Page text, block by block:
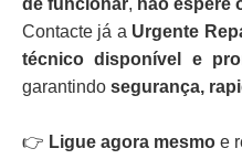
de funcionar, não espere
Contacte já a Urgente
técnico disponível e
garantindo segurança,
👉 Ligue agora mesmo e